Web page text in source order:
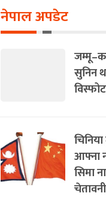
नेपाल अपडेट
सुनिन
आफ्ना
सिमा
चेतावनी